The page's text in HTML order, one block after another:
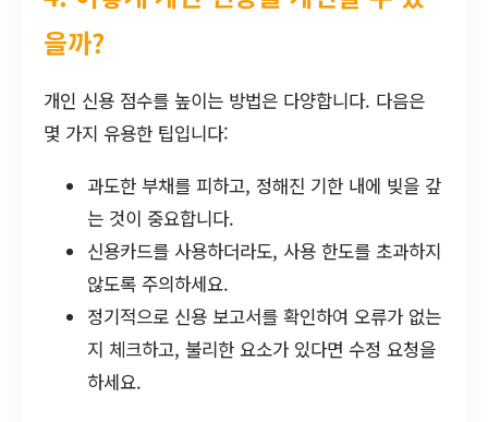
을까?
개인 신용 점수를 높이는 방법은 다양합니다. 다음은
몇 가지 유용한 팁입니다:
과도한 부채를 피하고, 정해진 기한 내에 빚을 갚
는 것이 중요합니다.
신용카드를 사용하더라도, 사용 한도를 초과하지
않도록 주의하세요.
정기적으로 신용 보고서를 확인하여 오류가 없는
지 체크하고, 불리한 요소가 있다면 수정 요청을
하세요.